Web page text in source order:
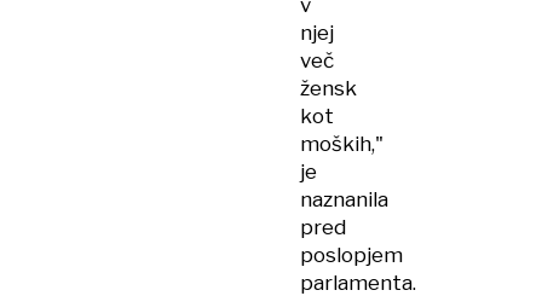
v
njej
več
žensk
kot
moških,"
je
naznanila
pred
poslopjem
parlamenta.